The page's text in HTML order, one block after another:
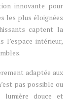
innovante pour
les plus éloignées
captent la
intérieur,
adaptée aux
pas possible ou
lumière douce et